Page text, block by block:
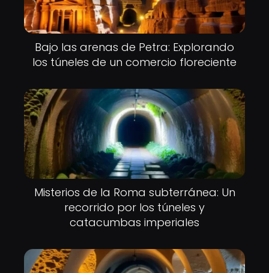
Bajo las arenas de Petra: Explorando
los túneles de un comercio floreciente
Misterios de la Roma subterránea: Un
recorrido por los túneles y
catacumbas imperiales